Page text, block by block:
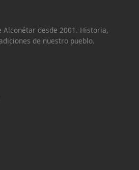
Alconétar desde 2001. Historia,
de nuestro pueblo.